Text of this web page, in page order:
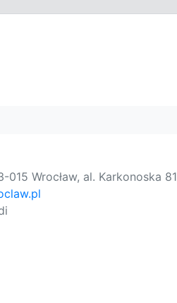
Wrocław, al. Karkonoska 81